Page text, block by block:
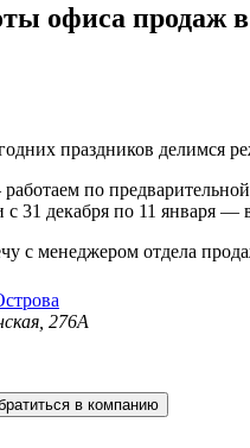
офиса продаж
праздников делимся
по
с 31 декабря по 11 января —
с менеджером отдела
276A
в компанию